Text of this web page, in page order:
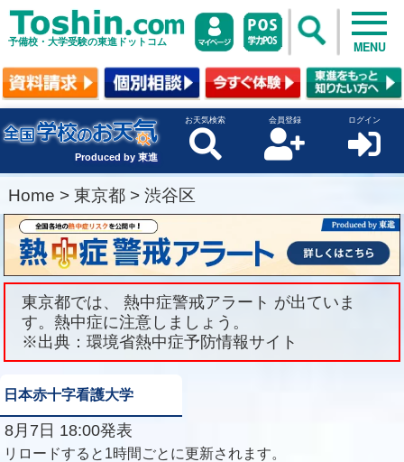
予備校・大学受験の東進ドットコム MENU
Produced by 東進
お天気検索 会員登録 ログイン
Home > 東京都 > 渋谷区
東京都では、 熱中症警戒アラート が出ていま
す。熱中症に注意しましょう。
※出典：環境省熱中症予防情報サイト
日本赤十字看護大学
8月7日 18:00発表
リロードすると1時間ごとに更新されます。